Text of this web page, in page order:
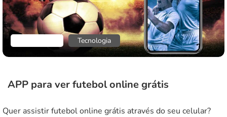
Tecnologia
APP para ver futebol online grátis
Quer assistir futebol online grátis através do seu celular?